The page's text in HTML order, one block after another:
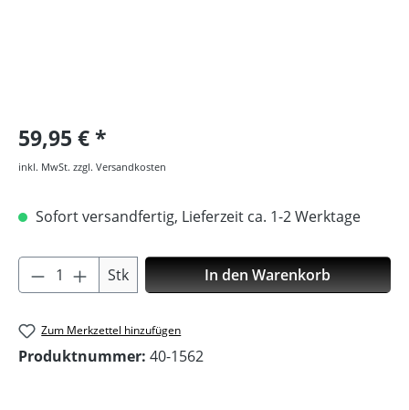
59,95 €
inkl. MwSt. zzgl. Versandkosten
Sofort versandfertig, Lieferzeit ca. 1-2 Werktage
Produkt Anzahl: Gib den gewünschten
Stk In den Warenkorb
Zum Merkzettel hinzufügen
Produktnummer: 40-1562